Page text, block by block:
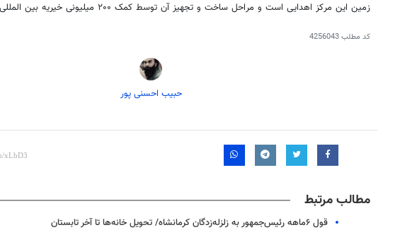
زمین این مرکز اهدایی است و مراحل ساخت و تجهیز آن توسط کمک ۲۰۰ میلیونی خیریه بین المللی انجام خواهد شد.
کد مطلب4256043
حبیب احسنی پور
مطالب مرتبط
قول ۶ماهه رئیس‌جمهور به زلزله‌زدگان کرمانشاه/ تحویل خانه‌ها تا آخر تابستان